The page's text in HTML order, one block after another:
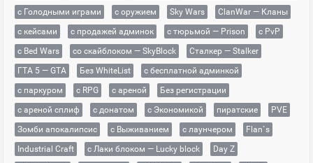
с Голодными играми
с оружием Sky Wars
ClanWar — Кланы
с кейсами
с продажей админок с тюрьмой — Prison
с PvP
с Bed Wars
со скайблоком — SkyBlock
Сталкер — Stalker
ГТА 5 — GTA
Без WhiteList
с бесплатной админкой
с паркуром
с RPG с ареной
Без регистрации
с ареной сплиф
с донатом с Экономикой пиратские
PVE
Зомби апокалипсис
с Выживанием с лаунчером
Flan`s
Industrial Craft
с Лаки блоком — Lucky block
Day Z